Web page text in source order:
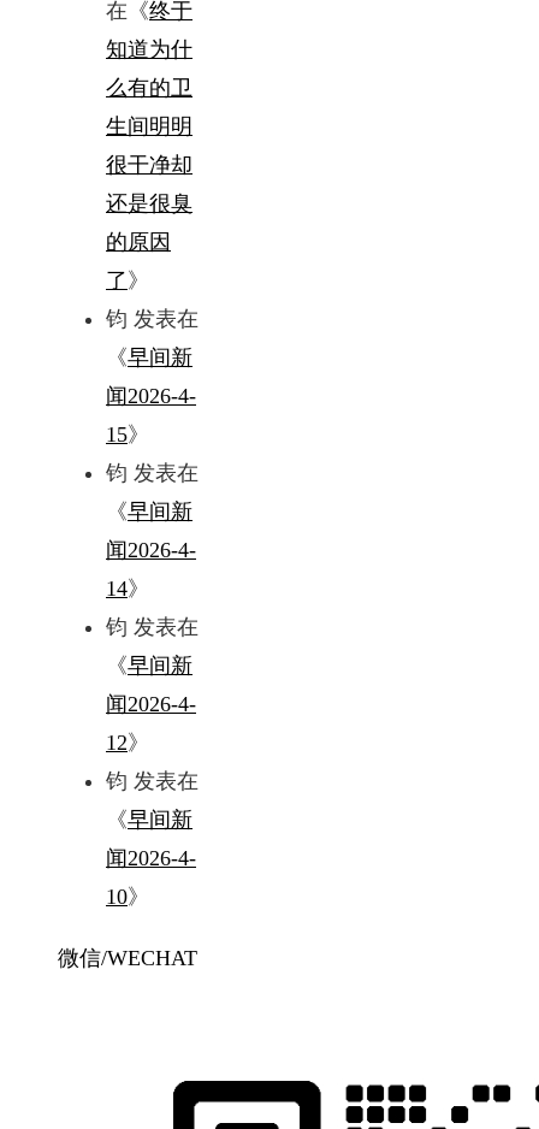
在《终于
知道为什
么有的卫
生间明明
很干净却
还是很臭
的原因
了》
钧 发表在
《早间新
闻2026-4-
15》
钧 发表在
《早间新
闻2026-4-
14》
钧 发表在
《早间新
闻2026-4-
12》
钧 发表在
《早间新
闻2026-4-
10》
微信/WECHAT